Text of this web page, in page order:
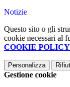
Notizie
Questo sito o gli
cookie necessari al
COOKIE POLICY
Personalizza
Gestione cookie